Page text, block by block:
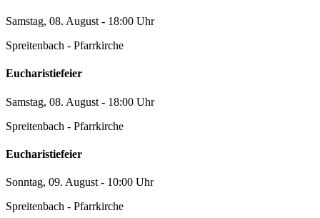
Samstag, 08. August - 18:00 Uhr
Spreitenbach - Pfarrkirche
Eucharistiefeier
Samstag, 08. August - 18:00 Uhr
Spreitenbach - Pfarrkirche
Eucharistiefeier
Sonntag, 09. August - 10:00 Uhr
Spreitenbach - Pfarrkirche